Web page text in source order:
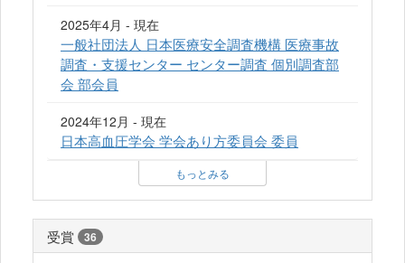
2025年4月 - 現在
一般社団法人 日本医療安全調査機構 医療事故
調査・支援センター センター調査 個別調査部
会 部会員
2024年12月 - 現在
日本高血圧学会 学会あり方委員会 委員
もっとみる
受賞 36